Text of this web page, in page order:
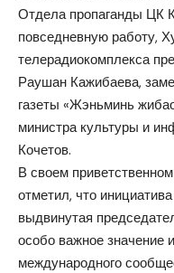
Отдела пропаганды ЦК
повседневную работу,
телерадиокомплекса
Раушан Кажибаева,
газеты «Жэньминь
министра культуры и
Кочетов.
В своем
отметил, что
выдвинутая
особо важное значение
международного